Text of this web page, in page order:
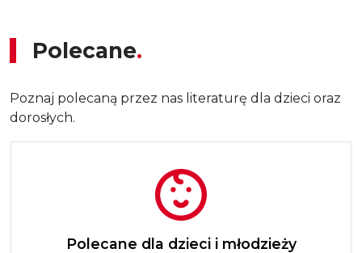
Polecane
Poznaj polecaną przez nas literaturę dla dzieci oraz
dorosłych.
Polecane dla dzieci i młodzieży